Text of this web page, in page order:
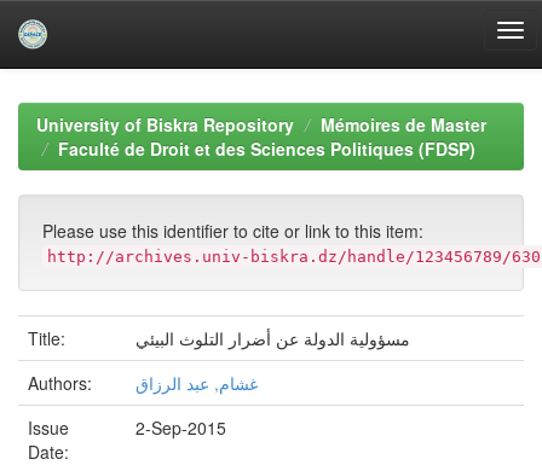
navigationUniversity of Biskra Repository
Mémoires de Master
Faculté de Droit et des Sciences Politiques (FDSP)
Please use this identifier to cite or link to this item:
http://archives.univ-biskra.dz/handle/123456789/
Title:
مسؤولية الدولة عن أضرار التلوث البيئي
Authors:
غشام, عبد الرزاق
Issue
Date:
2-Sep-2015